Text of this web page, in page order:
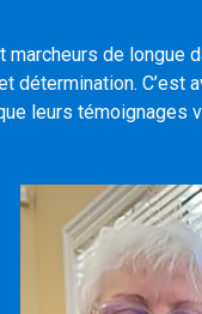
de longue
détermination.
leurs